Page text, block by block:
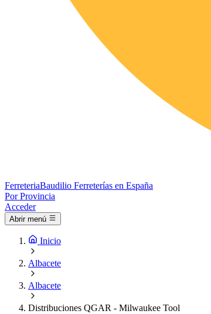
FerreteriaBaudilio Ferreterías en España
Por Provincia
Acceder
Abrir menú
Inicio
Albacete
Albacete
Distribuciones QGAR - Milwaukee Tool